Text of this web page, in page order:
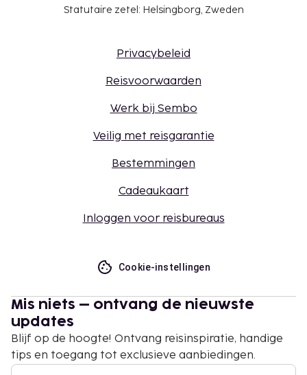
Statutaire zetel: Helsingborg, Zweden
Privacybeleid
Reisvoorwaarden
Werk bij Sembo
Veilig met reisgarantie
Bestemmingen
Cadeaukaart
Inloggen voor reisbureaus
Cookie-instellingen
Mis niets – ontvang de nieuwste
updates
Blijf op de hoogte! Ontvang reisinspiratie, handige
tips en toegang tot exclusieve aanbiedingen.